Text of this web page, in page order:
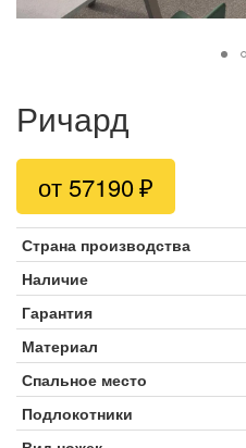
Ричард
от 57190
Страна производства
Наличие
Гарантия
Материал
Спальное место
Подлокотники